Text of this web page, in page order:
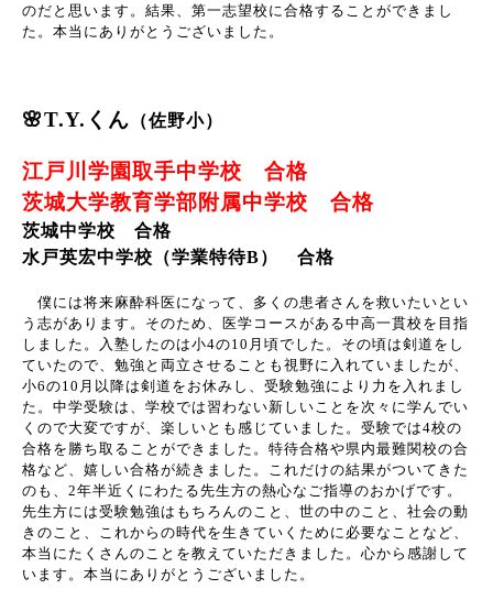
のだと思います。結果、第一志望校に合格することができまし
た。本当にありがとうございました。
🌸T.Y.くん （佐野小）
江戸川学園取手中学校 合格
茨城大学教育学部附属中学校 合格
茨城中学校 合格
水戸英宏中学校（学業特待B） 合格
僕には将来麻酔科医になって、多くの患者さんを救いたいとい
う志があります。そのため、医学コースがある中高一貫校を目指
しました。入塾したのは小4の10 月頃でした。その頃は剣道をし
ていたので、勉強と両立させることも視野に入れていましたが、
小6の10 月以降は剣道をお休みし、受験勉強により力を入れまし
た。中学受験は、学校では習わない新しいことを次々に学んでい
くので大変ですが、楽しいとも感じていました。受験では4校の
合格を勝ち取ることができました。特待合格や県内最難関校の合
格など、嬉しい合格が続きました。これだけの結果がついてきた
のも、 2年半近くにわたる先生方の熱心なご指導のおかげです。
先生方には受験勉強はもちろんのこと、世の中のこと、社会の動
きのこと、これからの時代を生きていくために必要なことなど、
本当にたくさんのことを教えていただきました。心から感謝して
います。本当にありがとうございました。